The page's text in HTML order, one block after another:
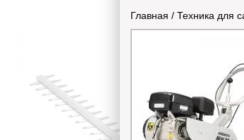
Главная / Техника для